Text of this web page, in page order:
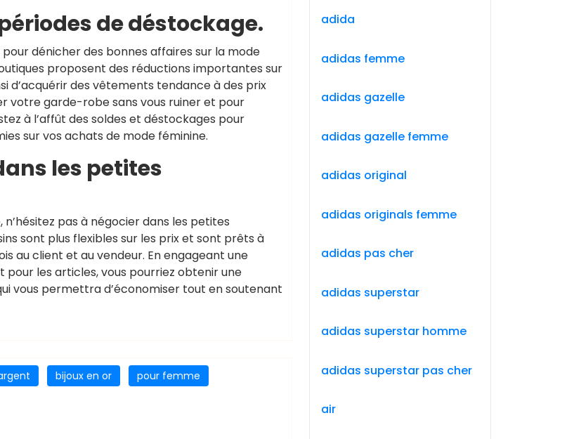
de déstockage.
dénicher des bonnes affaires sur la mode
proposent des réductions importantes sur
d’acquérir des vêtements tendance à des prix
votre garde-robe sans vous ruiner et pour
à l’affût des soldes et déstockages pour
sur vos achats de mode féminine.
les petites
pas à négocier dans les petites
sont plus flexibles sur les prix et sont prêts à
au client et au vendeur. En engageant une
les articles, vous pourriez obtenir une
vous permettra d’économiser tout en soutenant
bijoux en or pour femme
adida
adidas femme
adidas gazelle
adidas gazelle femme
adidas original
adidas originals femme
adidas pas cher
adidas superstar
adidas superstar homme
adidas superstar pas cher
air